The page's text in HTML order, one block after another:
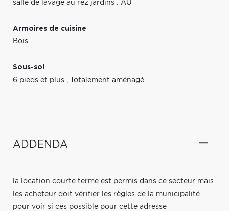
salle de lavage au rez jardins : AU
Armoires de cuisine
Bois
Sous-sol
6 pieds et plus , Totalement aménagé
ADDENDA
la location courte terme est permis dans ce secteur mais
les acheteur doit vérifier les règles de la municipalité
pour voir si ces possible pour cette adresse